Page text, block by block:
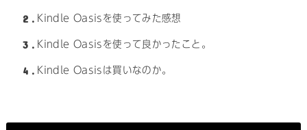
2 Kindle Oasisを使ってみた感想
3 Kindle Oasisを使って良かったこと。
4 Kindle Oasisは買いなのか。